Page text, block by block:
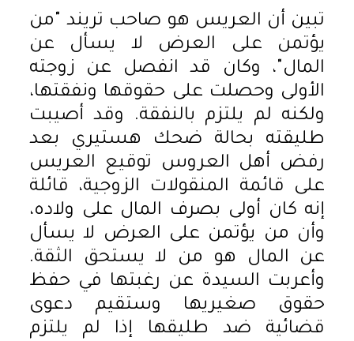
تبين أن العريس هو صاحب تريند "من
يؤتمن على العرض لا يسأل عن
المال"، وكان قد انفصل عن زوجته
الأولى وحصلت على حقوقها ونفقتها،
ولكنه لم يلتزم بالنفقة. وقد أصيبت
طليقته بحالة ضحك هستيري بعد
رفض أهل العروس توقيع العريس
على قائمة المنقولات الزوجية، قائلة
إنه كان أولى بصرف المال على ولاده،
وأن من يؤتمن على العرض لا يسأل
عن المال هو من لا يستحق الثقة.
وأعربت السيدة عن رغبتها في حفظ
حقوق صغيريها وستقيم دعوى
قضائية ضد طليقها إذا لم يلتزم